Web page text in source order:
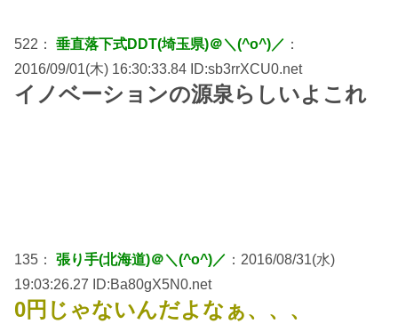
522： 垂直落下式DDT(埼玉県)＠＼(^o^)／ ：
2016/09/01(木) 16:30:33.84 ID:sb3rrXCU0.net
イノベーションの源泉らしいよこれ
135： 張り手(北海道)＠＼(^o^)／ ：2016/08/31(水)
19:03:26.27 ID:Ba80gX5N0.net
0円じゃないんだよなぁ、、、